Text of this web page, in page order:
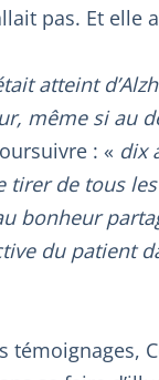
pas. Et elle
atteint
même si au
: « dix
tirer de tous
bonheur
du patient
témoignages,